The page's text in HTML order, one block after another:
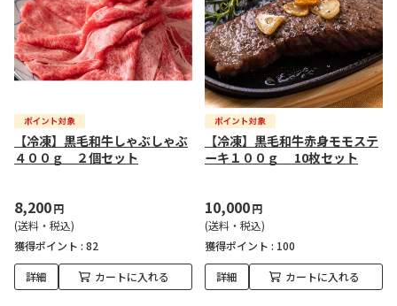
【冷凍】黒毛和牛しゃぶしゃぶ
４００ｇ ２個セット
8,200円
(送料・税込)
獲得ポイント : 82
詳細 カートに入れる
【冷凍】黒毛和牛赤身モモステ
ーキ１００ｇ 10枚セット
10,000円
(送料・税込)
獲得ポイント : 100
詳細 カートに入れる